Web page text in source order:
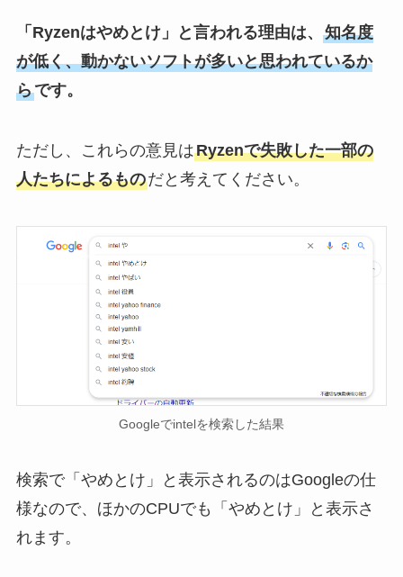
「Ryzenはやめとけ」と言われる理由は、 知名度
が低く、動かないソフトが多いと思われているか
らです。
ただし、これらの意見はRyzenで失敗した一部の
人たちによるものだと考えてください。
Googleでintelを検索した結果
検索で「やめとけ」と表示されるのはGoogleの仕
様なので、ほかのCPUでも「やめとけ」と表示さ
れます。